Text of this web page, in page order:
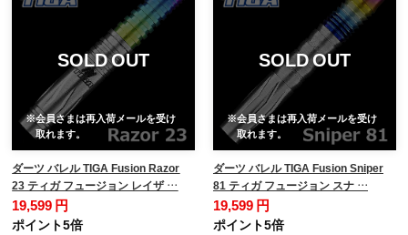
SOLD OUT
※会員さまは再入荷メールを受け
取れます。
ダーツ バレル TIGA Fusion Razor
23 ティガ フュージョン レイザ …
19,599 円
ポイント5倍
SOLD OUT
※会員さまは再入荷メールを受け
取れます。
ダーツ バレル TIGA Fusion Sniper
81 ティガ フュージョン スナ …
19,599 円
ポイント5倍